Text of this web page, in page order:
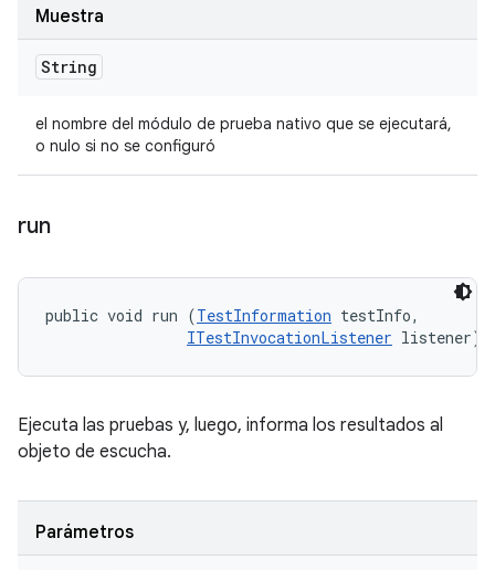
Muestra
String
el nombre del módulo de prueba nativo que se ejecutará,
o nulo si no se configuró
run
public void run (TestInformation testInfo,
ITestInvocationListener listener)
Ejecuta las pruebas y, luego, informa los resultados al
objeto de escucha.
Parámetros